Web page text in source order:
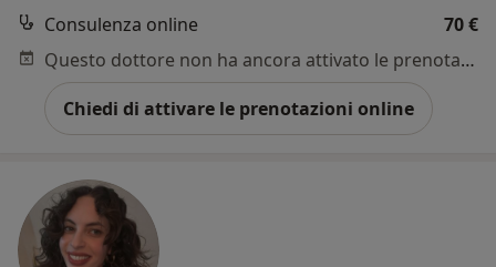
Consulenza online
70 €
Questo dottore non ha ancora attivato le prenotazioni online presso questo indirizzo.
Chiedi di attivare le prenotazioni online